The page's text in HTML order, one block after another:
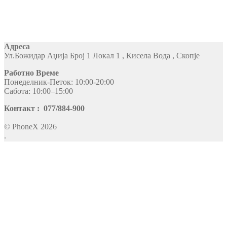
Адреса
Ул.Божидар Аџија Број 1 Локал 1 , Кисела Вода , Скопје
Работно Време
Понеделник-Петок: 10:00-20:00
Сабота: 10:00–15:00
Контакт : 077/884-900
© PhoneX 2026
.